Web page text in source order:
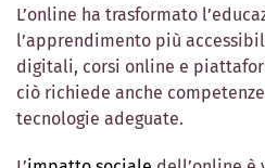
L’online ha trasformato
l’apprendimento più
digitali, corsi online e
ciò richiede anche
tecnologie adeguate.